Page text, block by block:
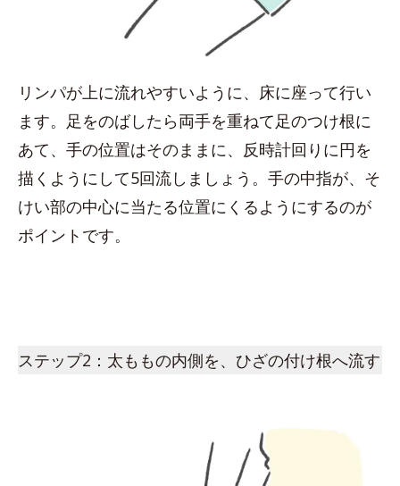
リンパが上に流れやすいように、床に座って行い
ます。足をのばしたら両手を重ねて足のつけ根に
あて、手の位置はそのままに、反時計回りに円を
描くようにして5回流しましょう。手の中指が、そ
けい部の中心に当たる位置にくるようにするのが
ポイントです。
ステップ2：太ももの内側を、ひざの付け根へ流す